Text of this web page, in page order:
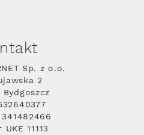
Sp. z o.o.
2
Bydgoszcz
341482466
11113